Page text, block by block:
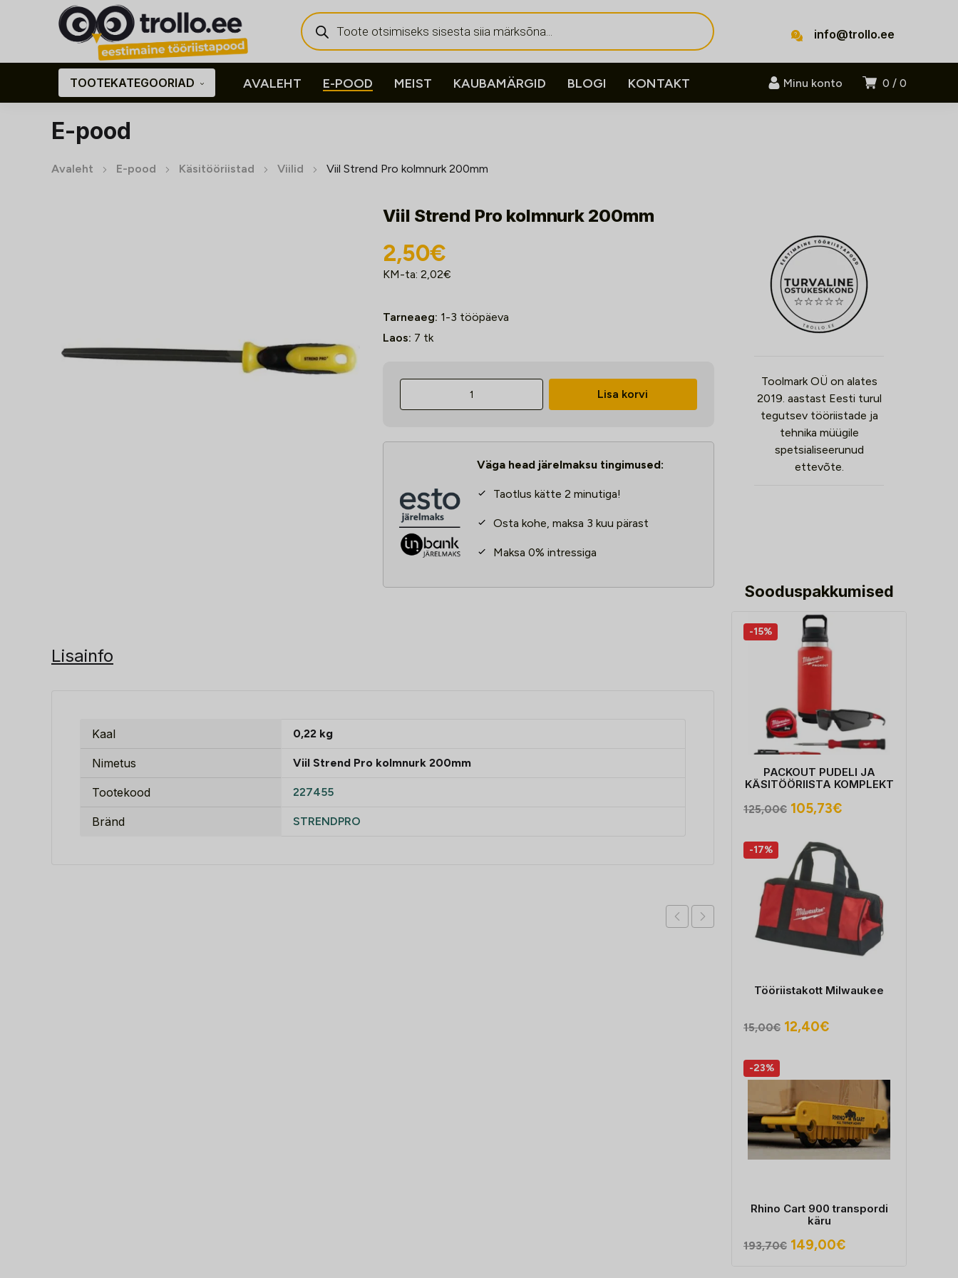
Products
search
info@trollo.ee
0 0
Minu konto
TOOTEKATEGOORIAD AVALEHT E-POOD MEIST KAUBAMÄRGID BLOGI KONTAKT
E-pood
Avaleht E-pood Käsitööriistad Viilid Viil Strend Pro kolmnurk 200mm
Viil Strend Pro kolmnurk 200mm
2,50€
KM-ta: 2,02€
Tarneaeg: 1-3 tööpäeva
Laos: 7 tk
Viil
Lisa korvi
Väga head järelmaksu tingimused:
Taotlus kätte 2 minutiga!
Osta kohe, maksa 3 kuu pärast
Maksa 0% intressiga
Lisainfo
Kaal 0,22 kg
Nimetus Viil Strend Pro kolmnurk 200mm
Tootekood 227455
Bränd STRENDPRO
Toolmark OÜ on alates
2019. aastast Eesti turul
tegutsev tööriistade ja
tehnika müügile
spetsialiseerunud
ettevõte.
Sooduspakkumised
-15%
PACKOUT PUDELI JA
KÄSITÖÖRIISTA KOMPLEKT
125,00€ Algne
oli:
125,00€.
105,73€Praegune
105,73€.
-17%
Tööriistakott Milwaukee
15,00€ Algne
15,00€.
12,40€Praegune
12,40€.
-23%
Rhino Cart 900 transpordi
käru
193,70€ Algne
149,00€Praegune